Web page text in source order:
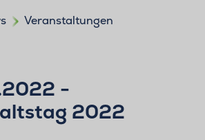
Veranstaltungen
-
2022